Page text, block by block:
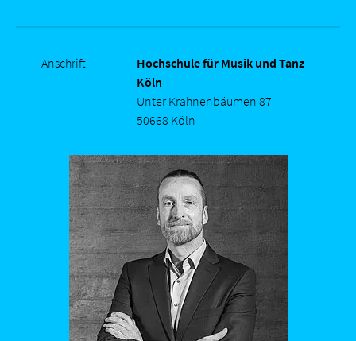
Anschrift
Hochschule für Musik und Tanz
Köln
Unter Krahnenbäumen 87
50668 Köln